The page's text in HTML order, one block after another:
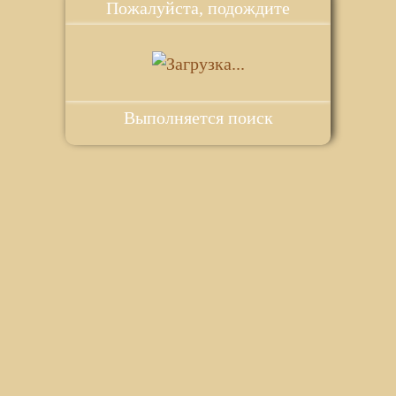
Пожалуйста, подождите
Выполняется поиск